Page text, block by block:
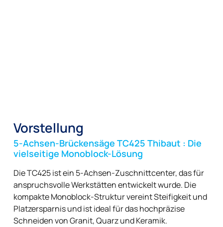
Vorstellung
5-Achsen-Brückensäge TC425 Thibaut : Die
vielseitige Monoblock-Lösung
Die TC425 ist ein 5-Achsen-Zuschnittcenter, das für
anspruchsvolle Werkstätten entwickelt wurde. Die
kompakte Monoblock-Struktur vereint Steifigkeit und
Platzersparnis und ist ideal für das hochpräzise
Schneiden von Granit, Quarz und Keramik.